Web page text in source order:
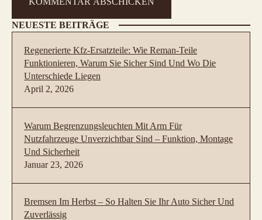
NEUESTE BEITRÄGE
Regenerierte Kfz-Ersatzteile: Wie Reman-Teile
Funktionieren, Warum Sie Sicher Sind Und Wo Die
Unterschiede Liegen
April 2, 2026
Warum Begrenzungsleuchten Mit Arm Für
Nutzfahrzeuge Unverzichtbar Sind – Funktion, Montage
Und Sicherheit
Januar 23, 2026
Bremsen Im Herbst – So Halten Sie Ihr Auto Sicher Und
Zuverlässig